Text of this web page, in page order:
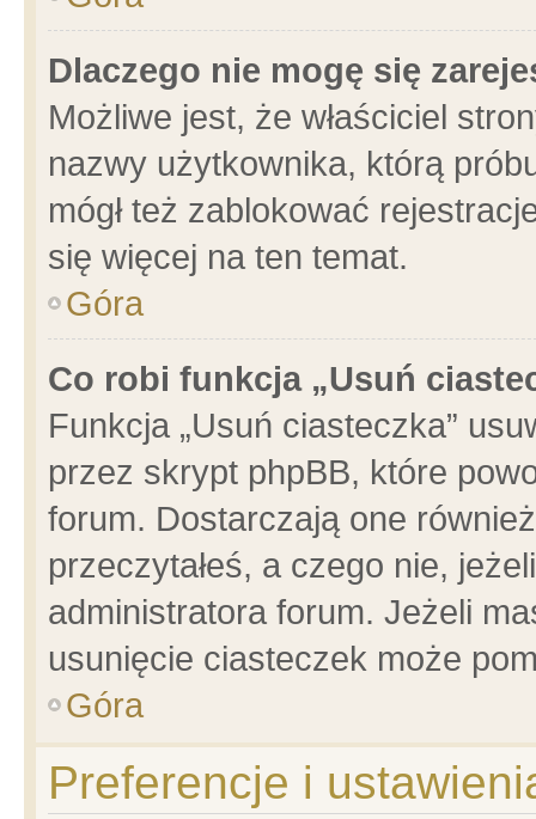
Dlaczego nie mogę się
Możliwe jest, że właściciel
nazwy użytkownika, którą
mógł też zablokować
się więcej na ten temat.
Góra
Co robi funkcja „Usuń
Funkcja „Usuń ciasteczka”
przez skrypt phpBB, które
forum. Dostarczają one
przeczytałeś, a czego nie,
administratora forum. Jeżeli
usunięcie ciasteczek może
Góra
Preferencje i